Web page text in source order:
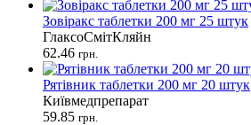
Зовіракс таблетки 200 мг 25 штук
ГлаксоСмітКляйн
62.46 грн.
Рятівник таблетки 200 мг 20 штук
Київмедпрепарат
59.85 грн.